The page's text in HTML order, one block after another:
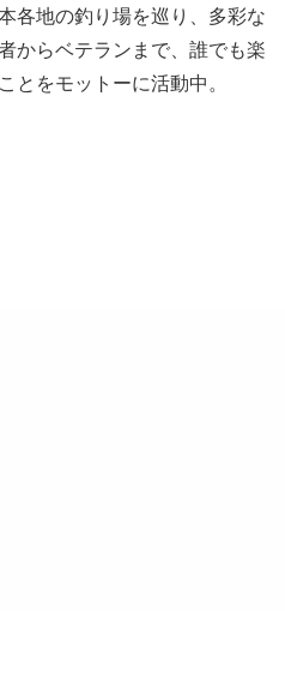
各地の釣り場を巡り、多彩な
からベテランまで、誰でも楽
とをモットーに活動中。